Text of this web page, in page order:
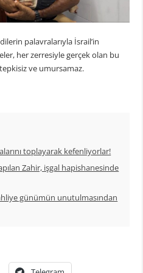
palavralarıyla İsrail’in
her zerresiyle gerçek olan bu
ve umursamaz.
toplayarak kefenliyorlar!
Zahir, işgal hapishanesinde
günümün unutulmasından